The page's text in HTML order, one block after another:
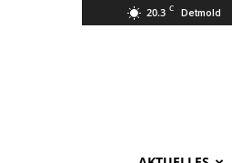
20.3 C Detmold